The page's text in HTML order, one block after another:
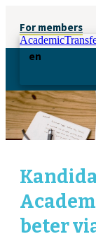
For members
en
beter